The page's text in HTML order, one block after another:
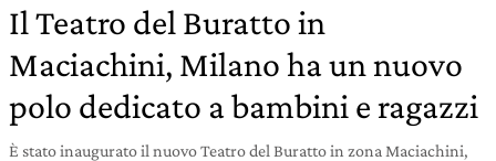
Il Teatro del Buratto in
Maciachini, Milano ha un nuovo
polo dedicato a bambini e ragazzi
È stato inaugurato il nuovo Teatro del Buratto in zona Maciachini,